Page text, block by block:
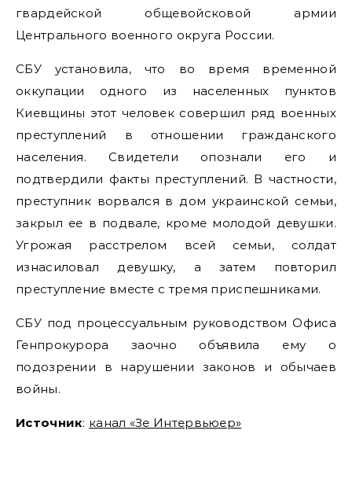
гвардейской общевойсковой армии
Центрального военного округа России.
СБУ установила, что во время временной
оккупации одного из населенных пунктов
Киевщины этот человек совершил ряд военных
преступлений в отношении гражданского
населения. Свидетели опознали его и
подтвердили факты преступлений. В частности,
преступник ворвался в дом украинской семьи,
закрыл ее в подвале, кроме молодой девушки.
Угрожая расстрелом всей семьи, солдат
изнасиловал девушку, а затем повторил
преступление вместе с тремя приспешниками.
СБУ под процессуальным руководством Офиса
Генпрокурора заочно объявила ему о
подозрении в нарушении законов и обычаев
войны.
Источник: канал «Зе Интервьюер»